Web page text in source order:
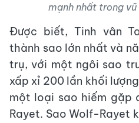
mạnh nhất trong vũ
Được biết, Tinh vân
thành sao lớn nhất và
trụ, với một ngôi sao
xấp xỉ 200 lần khối
một loại sao hiếm gặp
Rayet. Sao Wolf-Rayet